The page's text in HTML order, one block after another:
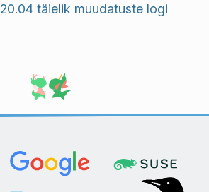
20.04 täielik muudatuste logi